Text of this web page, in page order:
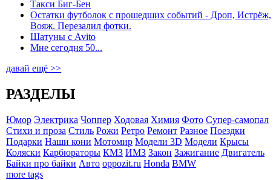
Такси Биг-Бен
Остатки футболок с прошедших событий - Дроп, Истрёж,
Вояж. Перезалил фотки.
Шатуны с Avito
Мне сегодня 50...
давай ещё >>
РАЗДЕЛЫ
Юмор Электрика Чоппер Ходовая Химия Фото Супер-самопал
Стихи и проза Стиль Рожи Ретро Ремонт Разное Поездки
Подарки Наши кони Мотомир Модели 3D Модели Крысы
Коляски Карбюраторы КМЗ ИМЗ Закон Зажигание Двигатель
Байки про байки Авто oppozit.ru Honda BMW
more tags